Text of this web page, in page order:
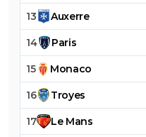
13 Auxerre
14 Paris
15 Monaco
16 Troyes
17 Le Mans